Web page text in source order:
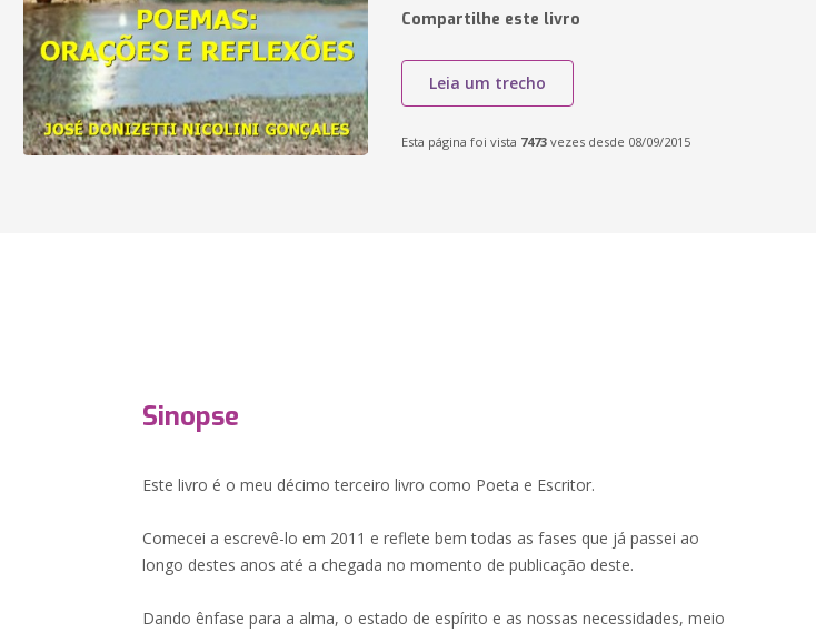
Compartilhe este livro
Leia um trecho
Esta página foi vista 7473 vezes desde 08/09/2015
Sinopse
Este livro é o meu décimo terceiro livro como Poeta e Escritor.
Comecei a escrevê-lo em 2011 e reflete bem todas as fases que já passei ao
longo destes anos até a chegada no momento de publicação deste.
Dando ênfase para a alma, o estado de espírito e as nossas necessidades, meio